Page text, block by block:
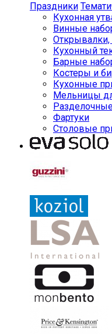
Праздники
Кухонная
Винные
Кухонный
Барные
Костеры и
Кухонные
Мельницы
Фартуки
Столовые